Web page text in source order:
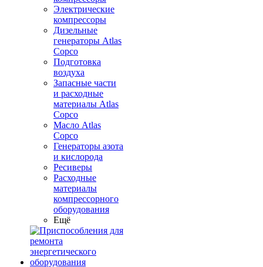
Электрические
компрессоры
Дизельные
генераторы Atlas
Copco
Подготовка
воздуха
Запасные части
и расходные
материалы Atlas
Copco
Масло Atlas
Copco
Генераторы азота
и кислорода
Ресиверы
Расходные
материалы
компрессорного
оборудования
Ещё